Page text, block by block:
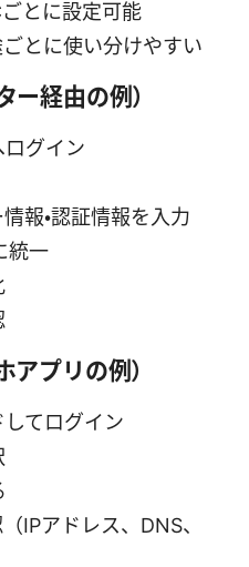
とに設定可能
とに使い分けやすい
経由の例）
グイン
報・認証情報を入力
統一
プリの例）
てログイン
IPアドレス、DNS、